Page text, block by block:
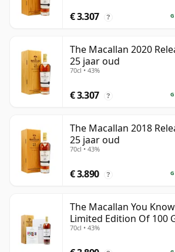
€ 3.307 ?
The Macallan 2020
25 jaar oud
70cl • 43%
€ 3.307 ?
The Macallan 2018
25 jaar oud
70cl • 43%
€ 3.890 ?
The Macallan You
Limited Edition Of 100
70cl • 43%